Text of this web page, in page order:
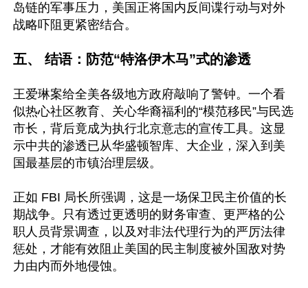
岛链的军事压力，美国正将国内反间谍行动与对外
战略吓阻更紧密结合。
五、 结语：防范“特洛伊木马”式的渗透
王爱琳案给全美各级地方政府敲响了警钟。一个看
似热心社区教育、关心华裔福利的“模范移民”与民选
市长，背后竟成为执行北京意志的宣传工具。这显
示中共的渗透已从华盛顿智库、大企业，深入到美
国最基层的市镇治理层级。
正如 FBI 局长所强调，这是一场保卫民主价值的长
期战争。只有透过更透明的财务审查、更严格的公
职人员背景调查，以及对非法代理行为的严厉法律
惩处，才能有效阻止美国的民主制度被外国敌对势
力由内而外地侵蚀。